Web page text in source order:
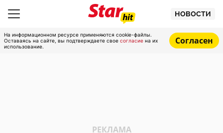
НОВОСТИ
На информационном ресурсе применяются cookie-файлы.
Оставаясь на сайте, вы подтверждаете свое согласие на их
использование.
Согласен